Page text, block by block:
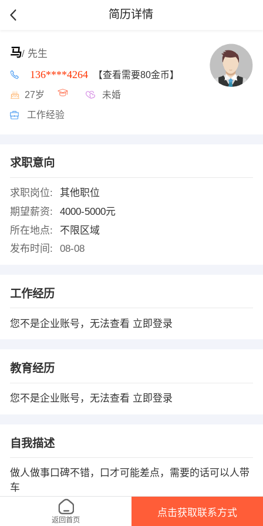
简历详情
马/ 先生
136****4264 【查看需要80金币】
27岁 未婚
工作经验
求职意向
求职岗位:
其他职位
期望薪资:
4000-5000元
所在地点:
不限区域
发布时间:
08-08
工作经历
您不是企业账号，无法查看 立即登录
教育经历
您不是企业账号，无法查看 立即登录
自我描述
做人做事口碑不错，口才可能差点，需要的话可以人带
车
返回首页
点击获取联系方式